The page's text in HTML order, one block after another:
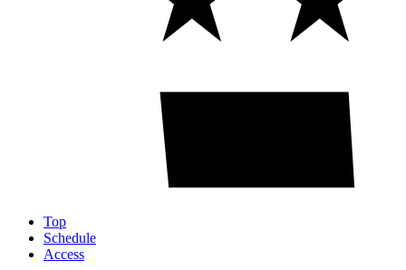
Top
Schedule
Access